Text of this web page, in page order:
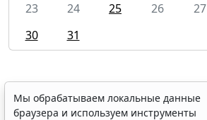
23
24 25 26 27
30
31
Мы обрабатываем локальные данные
браузера и используем инструменты